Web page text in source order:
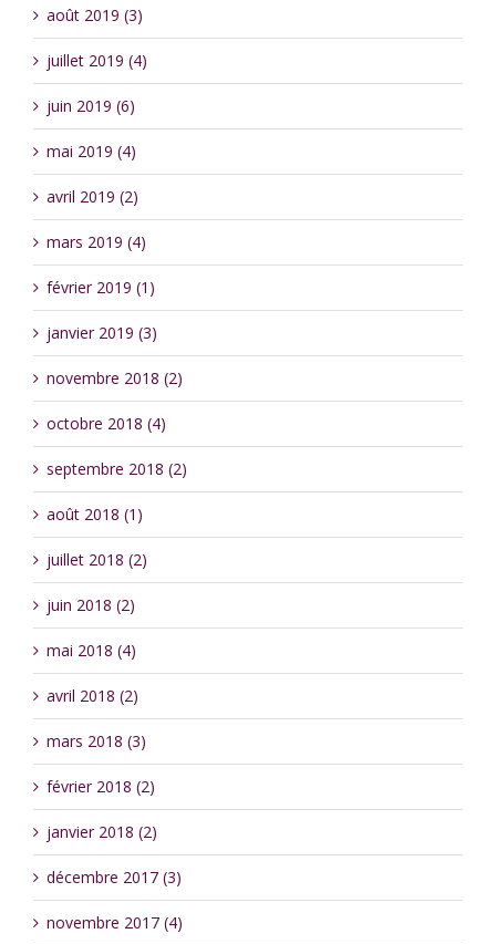
août 2019 (3)
juillet 2019 (4)
juin 2019 (6)
mai 2019 (4)
avril 2019 (2)
mars 2019 (4)
février 2019 (1)
janvier 2019 (3)
novembre 2018 (2)
octobre 2018 (4)
septembre 2018 (2)
août 2018 (1)
juillet 2018 (2)
juin 2018 (2)
mai 2018 (4)
avril 2018 (2)
mars 2018 (3)
février 2018 (2)
janvier 2018 (2)
décembre 2017 (3)
novembre 2017 (4)